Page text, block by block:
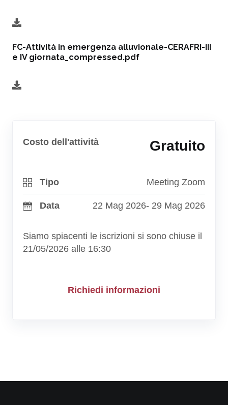
FC-Attività in emergenza alluvionale-CERAFRI-III
e IV giornata_compressed.pdf
Costo dell'attività Gratuito
Tipo Meeting Zoom
Data 22 Mag 2026- 29 Mag 2026
Siamo spiacenti le iscrizioni si sono chiuse il
21/05/2026 alle 16:30
Richiedi informazioni